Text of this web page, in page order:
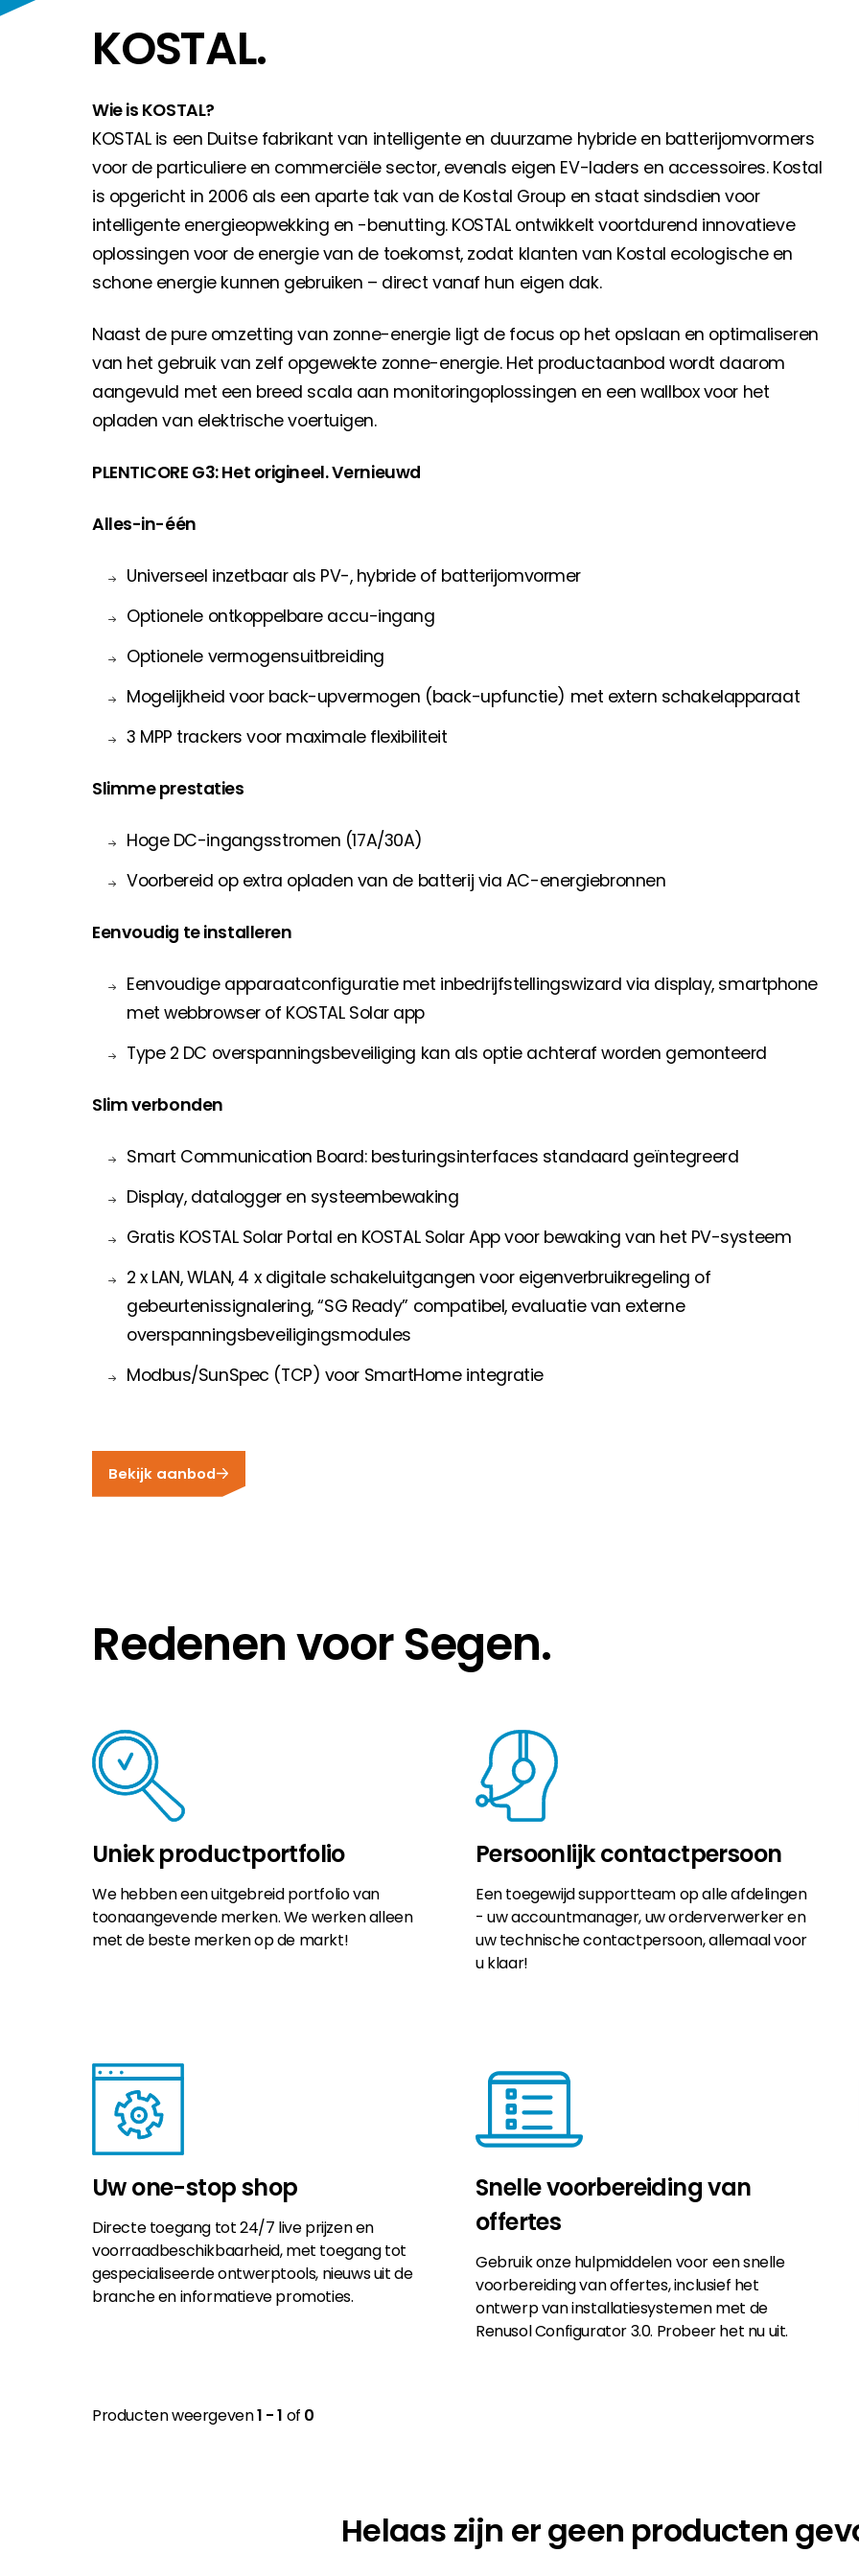
Als u op zoek bent naar belangrijke product- en branche-informatie, dan vindt u die hier.
KOSTAL.
Wie is KOSTAL?
KOSTAL is een Duitse fabrikant van intelligente en duurzame hybride en batterijomvormers
voor de particuliere en commerciële sector, evenals eigen EV-laders en accessoires. Kostal
is opgericht in 2006 als een aparte tak van de Kostal Group en staat sindsdien voor
intelligente energieopwekking en -benutting. KOSTAL ontwikkelt voortdurend innovatieve
oplossingen voor de energie van de toekomst, zodat klanten van Kostal ecologische en
schone energie kunnen gebruiken – direct vanaf hun eigen dak.
Naast de pure omzetting van zonne-energie ligt de focus op het opslaan en optimaliseren
van het gebruik van zelf opgewekte zonne-energie. Het productaanbod wordt daarom
aangevuld met een breed scala aan monitoringoplossingen en een wallbox voor het
opladen van elektrische voertuigen.
PLENTICORE G3: Het origineel. Vernieuwd
Alles-in-één
Universeel inzetbaar als PV-, hybride of batterijomvormer
Optionele ontkoppelbare accu-ingang
Optionele vermogensuitbreiding
Mogelijkheid voor back-upvermogen (back-upfunctie) met extern schakelapparaat
3 MPP trackers voor maximale flexibiliteit
Slimme prestaties
Hoge DC-ingangsstromen (17A/30A)
Voorbereid op extra opladen van de batterij via AC-energiebronnen
Eenvoudig te installeren
Eenvoudige apparaatconfiguratie met inbedrijfstellingswizard via display, smartphone
met webbrowser of KOSTAL Solar app
Type 2 DC overspanningsbeveiliging kan als optie achteraf worden gemonteerd
Slim verbonden
Smart Communication Board: besturingsinterfaces standaard geïntegreerd
Display, datalogger en systeembewaking
Gratis KOSTAL Solar Portal en KOSTAL Solar App voor bewaking van het PV-systeem
2 x LAN, WLAN, 4 x digitale schakeluitgangen voor eigenverbruikregeling of
gebeurtenissignalering, “SG Ready” compatibel, evaluatie van externe
overspanningsbeveiligingsmodules
Modbus/SunSpec (TCP) voor SmartHome integratie
Bekijk aanbod
Redenen voor Segen.
Uniek productportfolio
We hebben een uitgebreid portfolio van
toonaangevende merken. We werken alleen
met de beste merken op de markt!
Persoonlijk contactpersoon
Een toegewijd supportteam op alle afdelingen
- uw accountmanager, uw orderverwerker en
uw technische contactpersoon, allemaal voor
u klaar!
Uw one-stop shop
Directe toegang tot 24/7 live prijzen en
voorraadbeschikbaarheid, met toegang tot
gespecialiseerde ontwerptools, nieuws uit de
branche en informatieve promoties.
Snelle voorbereiding van
offertes
Gebruik onze hulpmiddelen voor een snelle
voorbereiding van offertes, inclusief het
ontwerp van installatiesystemen met de
Renusol Configurator 3.0. Probeer het nu uit.
Producten weergeven1 - 1 of 0
Helaas zijn er geen producten